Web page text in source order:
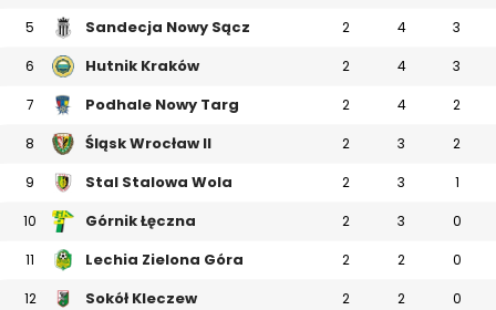
5 Sandecja Nowy Sącz 2 4 3
6 Hutnik Kraków 2 4 3
7 Podhale Nowy Targ 2 4 2
8 Śląsk Wrocław II 2 3 2
9 Stal Stalowa Wola 2 3 1
10 Górnik Łęczna 2 3 0
11 Lechia Zielona Góra 2 2 0
12 Sokół Kleczew 2 2 0